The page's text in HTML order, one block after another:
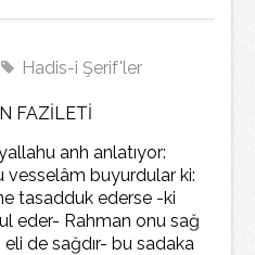
Hadis-i Şerif'ler
FAZİLETİ
anh anlatıyor:
vesselâm buyurdular ki:
tasadduk ederse -ki
eder- Rahman onu sağ
eli de sağdır- bu sadaka